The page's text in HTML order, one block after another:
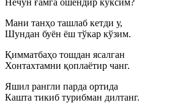
Мани танҳо ташлаб кетди у,
Шундан буён ёш тўкар кўзим.
Қимматбаҳо тошдан ясалган
Хонтахтамни қоплаётир чанг.
Яшил рангли парда ортида
Кашта тикиб турибман дилтанг.